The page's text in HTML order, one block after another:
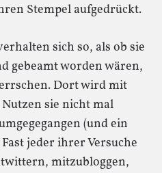
Stempel aufgedrückt.
sich so, als ob sie
gebeamt worden wären,
Dort wird mit
sie nicht mal
(und ein
jeder ihrer Versuche
mitzubloggen,